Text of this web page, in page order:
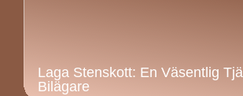
Laga Stenskott: En Väsentlig
Bilägare